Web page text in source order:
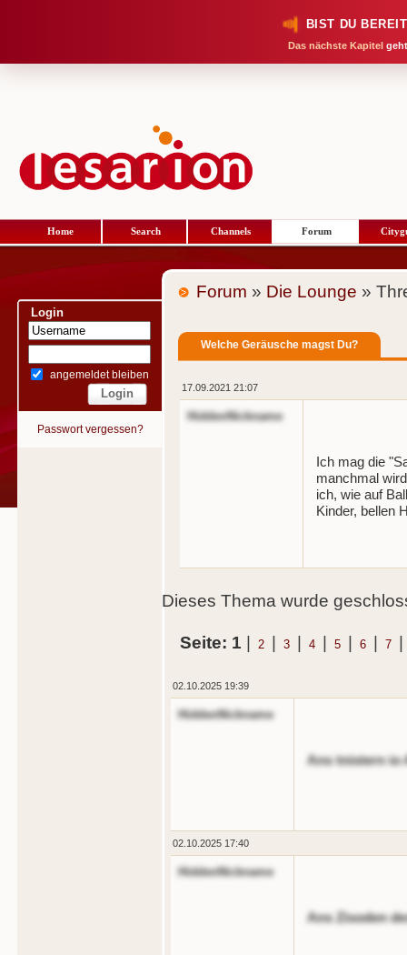
BIST DU
Das nächste Kapitel
Home Search Channels Forum
Login
angemeldet bleiben
Passwort vergessen?
Forum » Die Lounge »
Welche Geräusche magst Du?
17.09.2021 21:07
HiddenNickname
Ich mag die
manchmal
ich, wie auf
Kinder, bellen
Dieses Thema wurde
Seite: 1 | 2 | 3 | 4 | 5 | 6 | 7 |
02.10.2025 19:39
HiddenNickname
Ans tnistern io
02.10.2025 17:40
HiddenNickname
Ans Zisoden